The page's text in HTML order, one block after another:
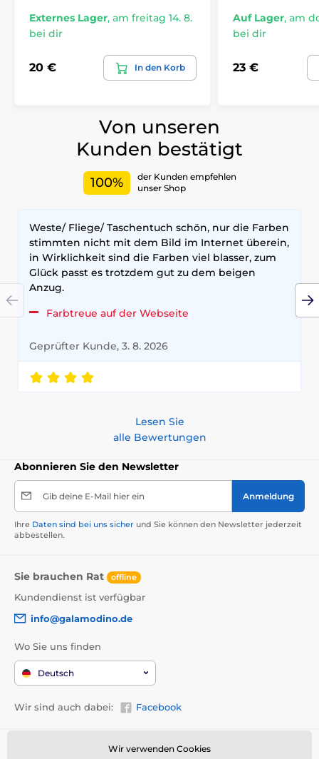
Externes Lager, am freitag 14. 8.
bei dir
20 € In den Korb
Auf Lager, am
bei dir
23 €
Von unseren
Kunden bestätigt
100%
der Kunden empfehlen
unser Shop
Weste/ Fliege/ Taschentuch schön, nur die Farben
stimmten nicht mit dem Bild im Internet überein,
in Wirklichkeit sind die Farben viel blasser, zum
Glück passt es trotzdem gut zu dem beigen
Anzug.
Farbtreue auf der Webseite
Geprüfter Kunde, 3. 8. 2026
Lesen Sie
alle Bewertungen
Abonnieren Sie den Newsletter
Gib deine E-Mail hier ein Anmeldung
Ihre Daten sind bei uns sicher und Sie können den Newsletter jederzeit
abbestellen.
Sie brauchen Rat offline
Kundendienst ist verfügbar
info@galamodino.de
Wo Sie uns finden
Deutsch
Wir sind auch dabei: Facebook
Allgemeine Informationen Wer wir sind
Wir verwenden Cookies